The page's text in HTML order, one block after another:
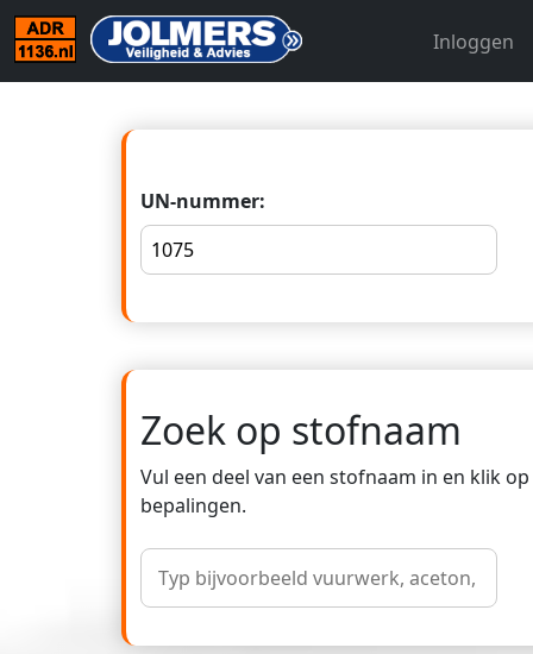
Inloggen
UN-nummer:
Zoek op stofnaam
Vul een deel van een stofnaam in en klik
bepalingen.